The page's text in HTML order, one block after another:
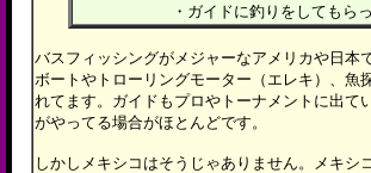
・ガイドに釣りをしてもら
バスフィッシングがメジャーなアメリカや日本
ボートやトローリングモーター（エレキ）、魚
れてます。ガイドもプロやトーナメントに出て
がやってる場合がほとんどです。
しかしメキシコはそうじゃありません。メキシ